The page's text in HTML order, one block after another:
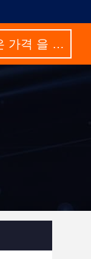
가장 좋은 가격 을 구하라